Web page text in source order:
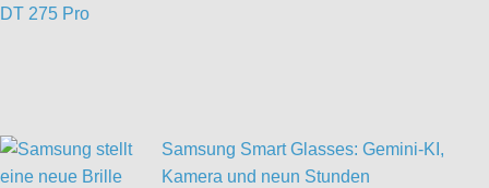
Samsung Smart Glasses: Gemini-KI,
Kamera und neun Stunden